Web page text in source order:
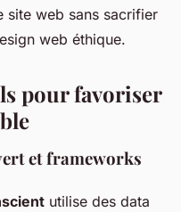
site web sans sacrifier
web éthique.
pour favoriser
et frameworks
utilise des data